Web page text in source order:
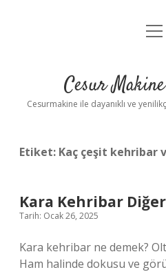
Yasal
Cesur
Cesurmakine ile dayanıklı ve
Etiket: Kaç çeşit kehribar
Kara Kehribar
Tarih: Ocak 26, 2025
Kara kehribar ne demek?
Ham halinde dokusu ve